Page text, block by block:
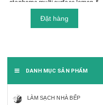
stanhome multi surface lemon &
verbena scent 500ml
Đặt hàng
DANH MỤC SẢN PHẨM
LÀM SẠCH NHÀ BẾP